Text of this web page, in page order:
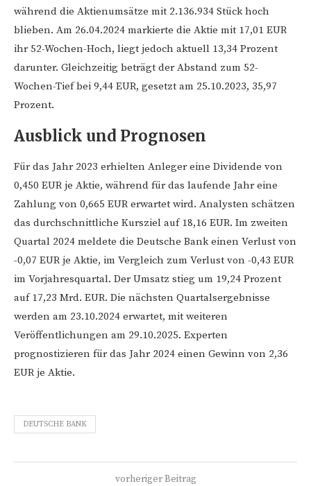
während die Aktienumsätze mit 2.136.934 Stück hoch
blieben. Am 26.04.2024 markierte die Aktie mit 17,01 EUR
ihr 52-Wochen-Hoch, liegt jedoch aktuell 13,34 Prozent
darunter. Gleichzeitig beträgt der Abstand zum 52-
Wochen-Tief bei 9,44 EUR, gesetzt am 25.10.2023, 35,97
Prozent.
Ausblick und Prognosen
Für das Jahr 2023 erhielten Anleger eine Dividende von
0,450 EUR je Aktie, während für das laufende Jahr eine
Zahlung von 0,665 EUR erwartet wird. Analysten schätzen
das durchschnittliche Kursziel auf 18,16 EUR. Im zweiten
Quartal 2024 meldete die Deutsche Bank einen Verlust von
-0,07 EUR je Aktie, im Vergleich zum Verlust von -0,43 EUR
im Vorjahresquartal. Der Umsatz stieg um 19,24 Prozent
auf 17,23 Mrd. EUR. Die nächsten Quartalsergebnisse
werden am 23.10.2024 erwartet, mit weiteren
Veröffentlichungen am 29.10.2025. Experten
prognostizieren für das Jahr 2024 einen Gewinn von 2,36
EUR je Aktie.
DEUTSCHE BANK
vorheriger Beitrag